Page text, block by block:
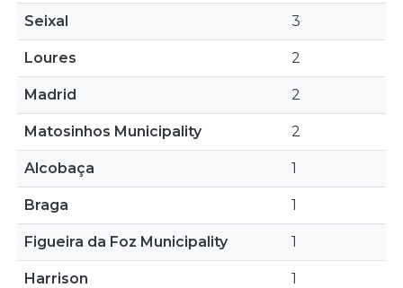
Seixal 3
Loures 2
Madrid 2
Matosinhos Municipality 2
Alcobaça 1
Braga 1
Figueira da Foz Municipality 1
Harrison 1